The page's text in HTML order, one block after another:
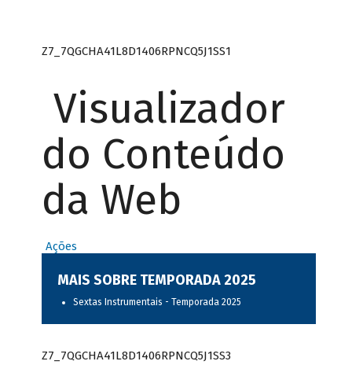
Z7_7QGCHA41L8D1406RPNCQ5J1SS1
Visualizador
do Conteúdo
da Web
Ações
MAIS SOBRE TEMPORADA 2025
Sextas Instrumentais - Temporada 2025
Z7_7QGCHA41L8D1406RPNCQ5J1SS3